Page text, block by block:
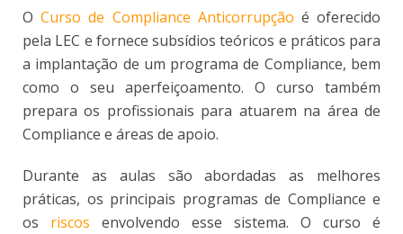
OCurso de Compliance Anticorrupção é oferecido
pela LEC e fornece subsídios teóricos e práticos para
a implantação de um programa de Compliance, bem
como o seu aperfeiçoamento. O curso também
prepara os profissionais para atuarem na área de
Compliance e áreas de apoio.
Durante as aulas são abordadas as melhores
práticas, os principais programas de Compliance e
os riscos envolvendo esse sistema. O curso é